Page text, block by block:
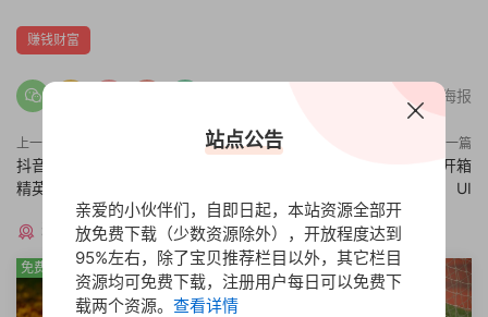
赚钱财富
分享海报
上一篇
抖音图文带货低门槛，基础班与
精英班教学
下一篇
实物盲盒抽奖平台，仿CSGO开箱
UI
猜你喜欢
免费 免费
站点公告
亲爱的小伙伴们，自即日起，本站资源全部开
放免费下载（少数资源除外），开放程度达到
95%左右，除了宝贝推荐栏目以外，其它栏目
资源均可免费下载，注册用户每日可以免费下
载两个资源。 查看详情